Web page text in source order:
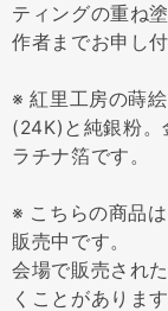
ティングの重ね
作者までお申し
※ 紅里工房の蒔
(24K)と純銀粉。
ラチナ箔です。
※ こちらの商品
販売中です。
会場で販売され
くことがありま